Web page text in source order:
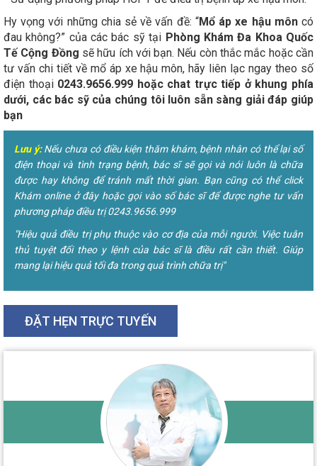
Hy vọng với những chia sẻ về vấn đề: “Mổ áp xe hậu môncó
đau không?” của các bác sỹ tại Phòng Khám Đa Khoa Quốc
Tế Cộng Đồng sẽ hữu ích với bạn. Nếu còn thắc mắc hoặc cần
tư vấn chi tiết về mổ áp xe hậu môn, hãy liên lạc ngay theo số
điện thoại 0243.9656.999 hoặc chat trực tiếp ở khung phía
dưới, các bác sỹ của chúng tôi luôn sẵn sàng giải đáp giúp
bạn
Lưu ý:Nếu chưa có điều kiện thăm khám, bệnh nhân có thể lại số
điện thoại và tình trạng bệnh, bác sĩ sẽ gọi và nói luôn là chữa
được hay không để tránh mất thời gian. Bạn cũng có thể click
Khám online ở đây hoặc gọi vào số bác sĩ để được nghe tư vấn
phương pháp điều trị 0243.9656.999
"Hiệu quả điều trị phụ thuộc vào cơ địa của mỗi người. Việc tuân
thủ tuyệt đối theo y lệnh của bác sĩ là điều rất cần thiết. Giúp
mang lại hiệu quả tối đa trong quá trình chữa trị"
ĐẶT HẸN TRỰC TUYẾN